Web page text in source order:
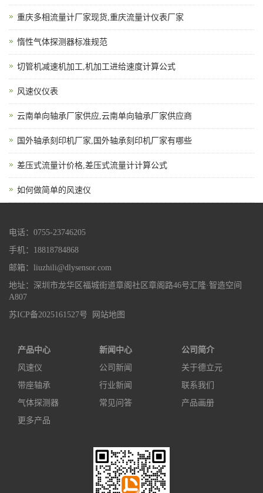
重庆多相流量计厂家现货,重庆流量计仪表厂家
惰性气体探测器标准规范
切管机减速机加工,机加工进给速度计算公式
风速仪仪表
云南单向轴承厂家供应,云南单向轴承厂家供应商
国外轴承刻印机厂家,国外轴承刻印机厂家有哪些
差压式流量计价格,差压式流量计计算公式
如何做简单的风速仪
电话：0755-23746205
手机：18818784868
邮箱：liuzhili@dlysensor.com
地址：深圳市龙华区福城街道章阁社区章阁路46号汇隆·智造空间
A807
苏ICP备2025161527号
网站地图
产品中心
风速仪
带座轴承
气体探测器
更多产品
新闻中心
公司新闻
行业新闻
常见问答
公司简介
关于德立元
联系我们
产品画册